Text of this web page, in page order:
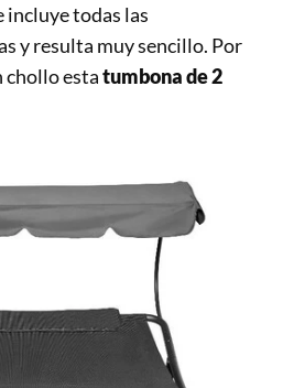
incluye todas las
y resulta muy sencillo. Por
chollo estatumbona de 2